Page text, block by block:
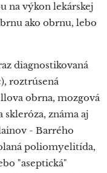
na výkon lekárskej
ako obrnu, lebo
diagnostikovaná
), roztrúsená
obrna, mozgová
známa aj
- Barrého
poliomyelitída,
"aseptická"